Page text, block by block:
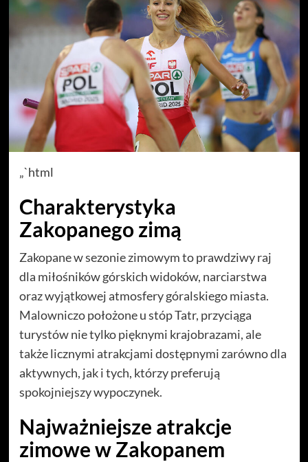
„`html
Charakterystyka
Zakopanego zimą
Zakopane w sezonie zimowym to prawdziwy raj
dla miłośników górskich widoków, narciarstwa
oraz wyjątkowej atmosfery góralskiego miasta.
Malowniczo położone u stóp Tatr, przyciąga
turystów nie tylko pięknymi krajobrazami, ale
także licznymi atrakcjami dostępnymi zarówno dla
aktywnych, jak i tych, którzy preferują
spokojniejszy wypoczynek.
Najważniejsze atrakcje
zimowe w Zakopanem